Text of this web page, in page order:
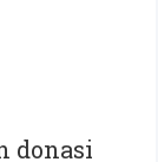
donasi